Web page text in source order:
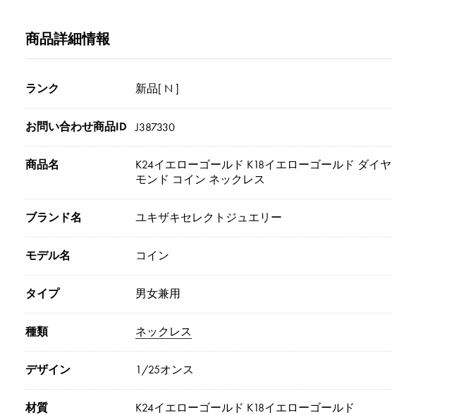
商品詳細情報
ランク 新品[ N ]
お問い合わせ商品ID J387330
商品名
K24イエローゴールド K18イエローゴールド ダイヤ
モンド コイン ネックレス
ブランド名 ユキザキセレクトジュエリー
モデル名 コイン
タイプ 男女兼用
種類 ネックレス
デザイン 1/25オンス
材質 K24イエローゴールド K18イエローゴールド